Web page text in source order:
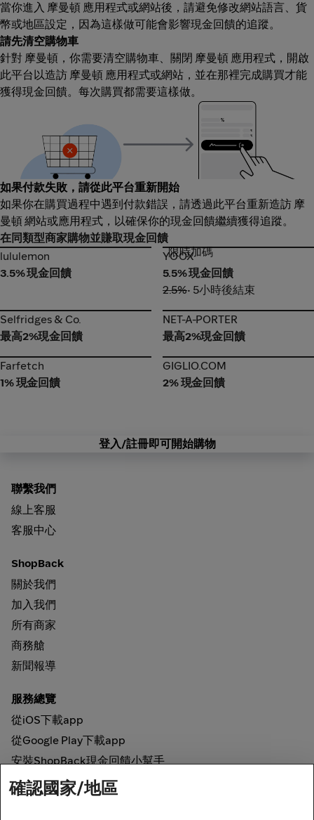
當你進入 摩曼頓 應用程式或網站後，請避免修改網站語言、貨
幣或地區設定，因為這樣做可能會影響現金回饋的追蹤。
請先清空購物車
針對 摩曼頓，你需要清空購物車、關閉 摩曼頓 應用程式，開啟
此平台以造訪 摩曼頓 應用程式或網站，並在那裡完成購買才能
獲得現金回饋。每次購買都需要這樣做。
如果付款失敗，請從此平台重新開始
如果你在購買過程中遇到付款錯誤，請透過此平台重新造訪 摩
曼頓 網站或應用程式，以確保你的現金回饋繼續獲得追蹤。
在同類型商家購物並賺取現金回饋
lululemon
lululemon
3.5% 現金回饋
YOOX
限時加碼
YOOX
5.5% 現金回饋
2.5%• 5小時後結束
Selfridges & Co.
Selfridges & Co.
最高2%現金回饋
NET-A-PORTER
NET-A-PORTER
最高2%現金回饋
Farfetch
Farfetch
1% 現金回饋
GIGLIO.COM
GIGLIO.COM
2% 現金回饋
登入/註冊即可開始購物
聯繫我們
線上客服
客服中心
ShopBack
關於我們
加入我們
所有商家
商務艙
新聞報導
服務總覽
從iOS下載app
從Google Play下載app
安裝ShopBack現金回饋小幫手
如何運作
確認國家/地區